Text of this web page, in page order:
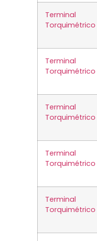
Terminal
Torquimétrico
Terminal
Torquimétrico
Terminal
Torquimétrico
Terminal
Torquimétrico
Terminal
Torquimétrico